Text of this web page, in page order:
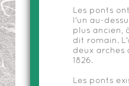
Les ponts
l'un au-
plus ancien,
dit romain.
deux arches
1826.
Les ponts